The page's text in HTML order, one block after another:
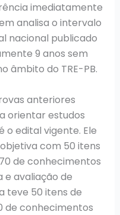
imediatamente
analisa o intervalo
nacional publicado
9 anos sem
âmbito do TRE-PB.
anteriores
orientar estudos
o edital vigente. Ele
com 50 itens
de conhecimentos
e avaliação de
teve 50 itens de
de conhecimentos